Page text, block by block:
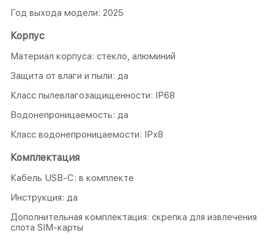
Год выхода модели: 2025
Корпус
Материал корпуса: стекло, алюминий
Защита от влаги и пыли: да
Класс пылевлагозащищенности: IP68
Водонепроницаемость: да
Класс водонепроницаемости: IPх8
Комплектация
Кабель USB-C: в комплекте
Инструкция: да
Дополнительная комплектация: скрепка для извлечения
слота SIM-карты